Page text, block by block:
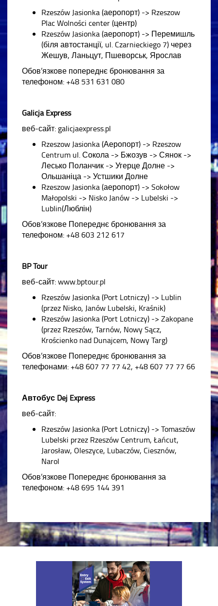
Rzeszów Jasionka (аеропорт) -> Rzeszow
Plac Wolności center (центр)
Rzeszów Jasionka (аеропорт) -> Перемишль
(біля автостанції, ul. Czarnieckiego 7) через
Жешув, Ланьцут, Пшеворськ, Ярослав
Обов’язкове попереднє бронювання за
телефоном: +48 531 631 080
Galicja Express
веб-сайт: galicjaexpress.pl
Rzeszow Jasionka (Аеропорт) -> Rzeszow
Centrum ul. Сокола -> Бжозув -> Сянок ->
Лесько Поланчик -> Угерце Долне ->
Ольшаніца -> Устшики Долне
Rzeszow Jasionka (аеропорт) -> Sokołow
Małopolski -> Nisko Janów -> Lubelski ->
Lublin(Люблін)
Обов’язкове Попереднє бронювання за
телефоном: +48 603 212 617
BP Tour
веб-сайт: www.bptour.pl
Rzeszów Jasionka (Port Lotniczy) -> Lublin
(przez Nisko, Janów Lubelski, Kraśnik)
Rzeszów Jasionka (Port Lotniczy) -> Zakopane
(przez Rzeszów, Tarnów, Nowy Sącz,
Krościenko nad Dunajcem, Nowy Targ)
Обов’язкове Попереднє бронювання за
телефонами: +48 607 77 77 42, +48 607 77 77 66
Автобус Dej Express
веб-сайт:
Rzeszów Jasionka (Port Lotniczy) -> Tomaszów
Lubelski przez Rzeszów Centrum, Łańcut,
Jarosław, Oleszyce, Lubaczów, Ciesznów,
Narol
Обов’язкове Попереднє бронювання за
телефоном: +48 695 144 391